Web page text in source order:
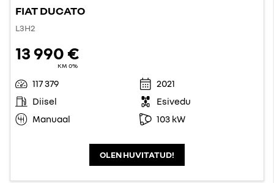
FIAT DUCATO
L3H2
13 990 €
KM 0%
117 379
2021
Diisel
Esivedu
Manuaal
103 kW
OLEN HUVITATUD!